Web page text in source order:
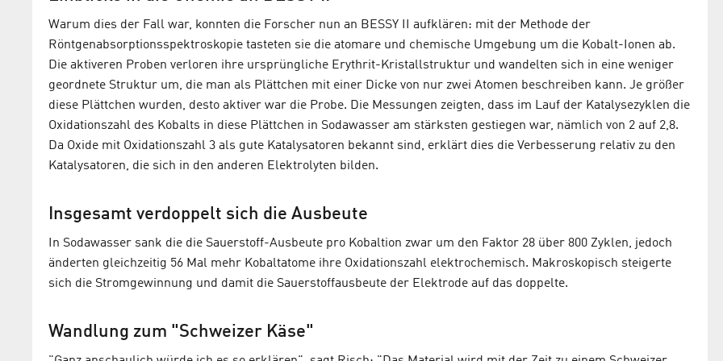
Warum dies der Fall war, konnten die Forscher nun an BESSY II aufklären: mit der Methode der
Röntgenabsorptionsspektroskopie tasteten sie die atomare und chemische Umgebung um die Kobalt-Ionen ab.
Die aktiveren Proben verloren ihre ursprüngliche Erythrit-Kristallstruktur und wandelten sich in eine weniger
geordnete Struktur um, die man als Plättchen mit einer Dicke von nur zwei Atomen beschreiben kann. Je größer
diese Plättchen wurden, desto aktiver war die Probe. Die Messungen zeigten, dass im Lauf der Katalysezyklen die
Oxidationszahl des Kobalts in diese Plättchen in Sodawasser am stärksten gestiegen war, nämlich von 2 auf 2,8.
Da Oxide mit Oxidationszahl 3 als gute Katalysatoren bekannt sind, erklärt dies die Verbesserung relativ zu den
Katalysatoren, die sich in den anderen Elektrolyten bilden.
Insgesamt verdoppelt sich die Ausbeute
In Sodawasser sank die die Sauerstoff-Ausbeute pro Kobaltion zwar um den Faktor 28 über 800 Zyklen, jedoch
änderten gleichzeitig 56 Mal mehr Kobaltatome ihre Oxidationszahl elektrochemisch. Makroskopisch steigerte
sich die Stromgewinnung und damit die Sauerstoffausbeute der Elektrode auf das doppelte.
Wandlung zum "Schweizer Käse"